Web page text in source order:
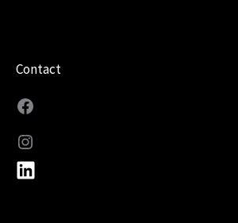
Contact
Facebook
Instagram